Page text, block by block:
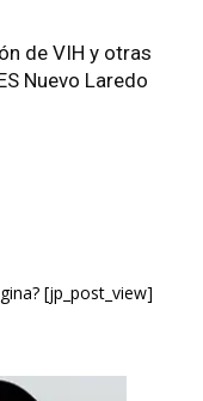
de VIH y otras
Nuevo Laredo
[jp_post_view]